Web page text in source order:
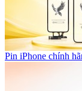
Pin iPhone chính